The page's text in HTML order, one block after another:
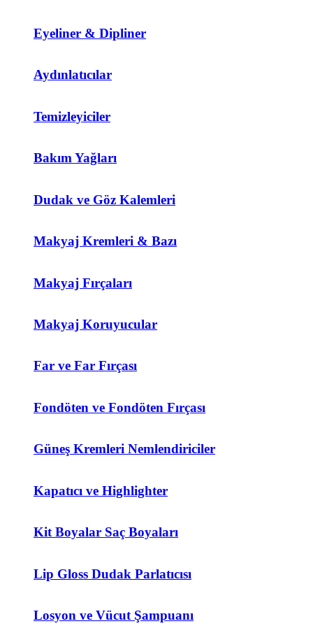
Eyeliner & Dipliner
Aydınlatıcılar
Temizleyiciler
Bakım Yağları
Dudak ve Göz Kalemleri
Makyaj Kremleri & Bazı
Makyaj Fırçaları
Makyaj Koruyucular
Far ve Far Fırçası
Fondöten ve Fondöten Fırçası
Güneş Kremleri Nemlendiriciler
Kapatıcı ve Highlighter
Kit Boyalar Saç Boyaları
Lip Gloss Dudak Parlatıcısı
Losyon ve Vücut Şampuanı